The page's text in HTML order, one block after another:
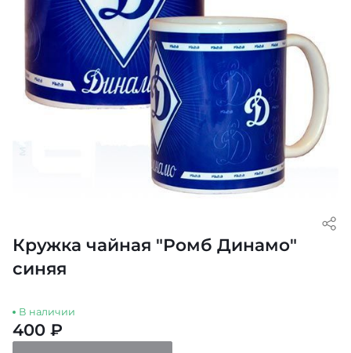
Кружка чайная "Ромб Динамо"
синяя
В наличии
400 ₽